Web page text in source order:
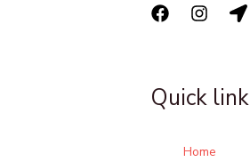
Quick link
Home